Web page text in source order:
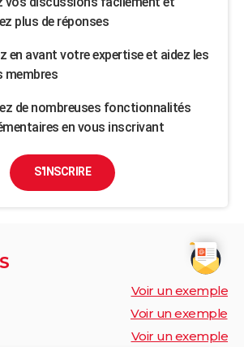
plus de réponses
en avant votre expertise et aidez les
membres
de nombreuses fonctionnalités
en vous inscrivant
S'INSCRIRE
Voir un exemple
Voir un exemple
Voir un exemple